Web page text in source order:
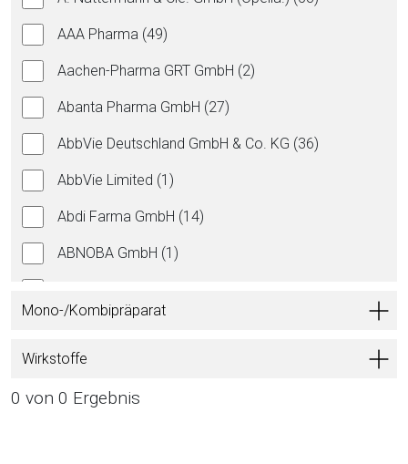
AAA Pharma (49)
Aachen-Pharma GRT GmbH (2)
Abanta Pharma GmbH (27)
AbbVie Deutschland GmbH & Co. KG (36)
AbbVie Limited (1)
Abdi Farma GmbH (14)
ABNOBA GmbH (1)
Ace Pharmaceuticals BV (3)
Acrotech Biopharma Inc. (1)
Mono-/Kombipräparat
Wirkstoffe
0 von 0 Ergebnis